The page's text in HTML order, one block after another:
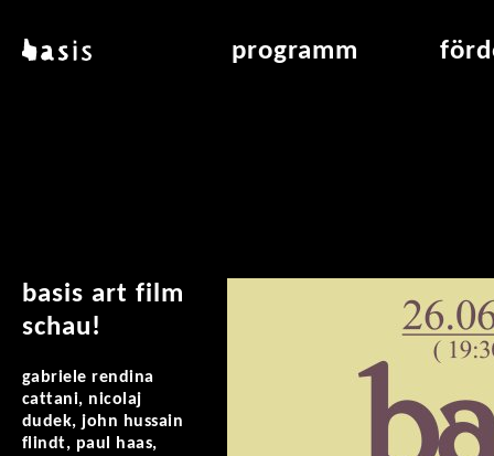
basis programm
basis art film
schau!
gabriele rendina
cattani, nicolaj
dudek, john hussain
flindt, paul haas,